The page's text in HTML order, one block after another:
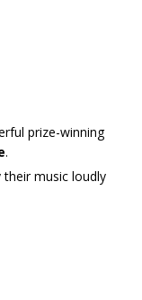
prize-winning
.
music loudly